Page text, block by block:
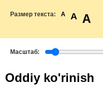
Размер текста: A A A
Масштаб:
Oddiy ko'rinish